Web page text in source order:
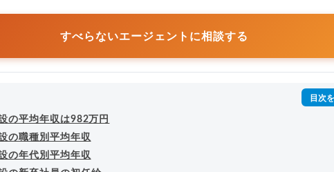
すべらないエージェントに相談する
の平均年収は982万円
の職種別平均年収
の年代別平均年収